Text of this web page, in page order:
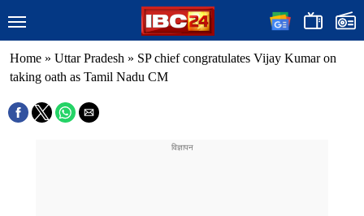
Home » Uttar Pradesh » SP chief congratulates Vijay Kumar on
taking oath as Tamil Nadu CM